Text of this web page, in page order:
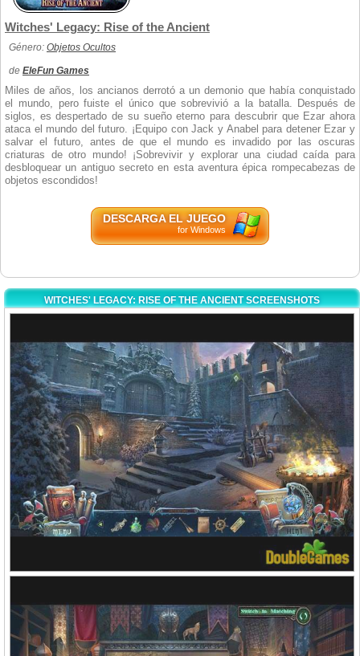
Witches' Legacy: Rise of the Ancient
Género: Objetos Ocultos
de EleFun Games
Miles de años, los ancianos derrotó a un demonio que había conquistado
el mundo, pero fuiste el único que sobrevivió a la batalla. Después de
siglos, es despertado de su sueño eterno para descubrir que Ezar ahora
ataca el mundo del futuro. ¡Equipo con Jack y Anabel para detener Ezar y
salvar el futuro, antes de que el mundo es invadido por las oscuras
criaturas de otro mundo! ¡Sobrevivir y explorar una ciudad caída para
desbloquear un antiguo secreto en esta aventura épica rompecabezas de
objetos escondidos!
DESCARGA EL JUEGO
for Windows
WITCHES' LEGACY: RISE OF THE ANCIENT SCREENSHOTS